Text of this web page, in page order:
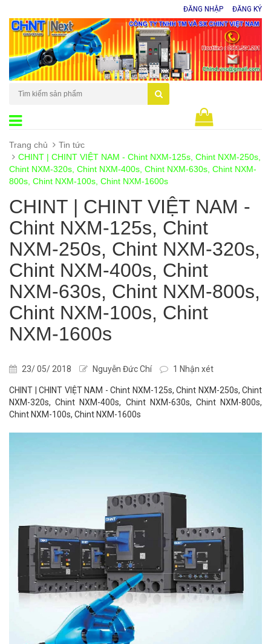
ĐĂNG NHẬP ĐĂNG KÝ
Trang chủ
Tin tức
CHINT | CHINT VIỆT NAM - Chint NXM-125s, Chint NXM-250s,
Chint NXM-320s, Chint NXM-400s, Chint NXM-630s, Chint NXM-
800s, Chint NXM-100s, Chint NXM-1600s
CHINT | CHINT VIỆT NAM -
Chint NXM-125s, Chint
NXM-250s, Chint NXM-320s,
Chint NXM-400s, Chint
NXM-630s, Chint NXM-800s,
Chint NXM-100s, Chint
NXM-1600s
23/ 05/ 2018 Nguyễn Đức Chí 1 Nhận xét
CHINT | CHINT VIỆT NAM - Chint NXM-125s, Chint NXM-250s, Chint
NXM-320s, Chint NXM-400s, Chint NXM-630s, Chint NXM-800s,
Chint NXM-100s, Chint NXM-1600s